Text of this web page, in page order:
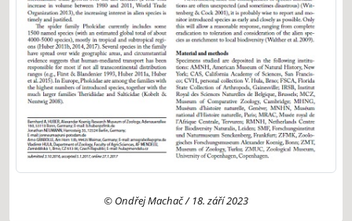
© Ondřej Machač / 18. září 2023